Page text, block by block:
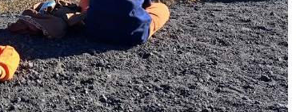
con i bambini: mare, attività e tour a prova di famiglia